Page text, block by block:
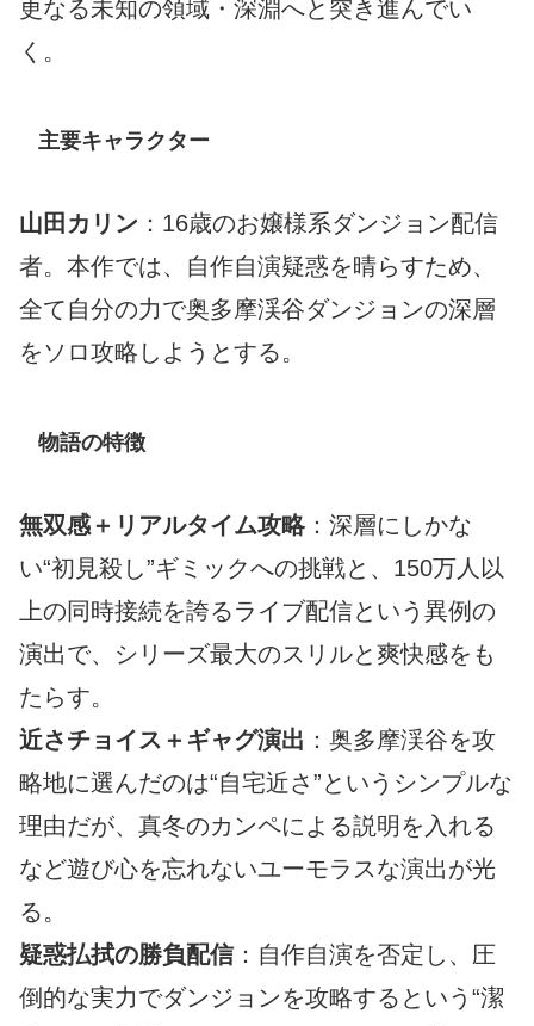
更なる未知の領域・深淵へと突き進んでい
く。
主要キャラクター
山田カリン ：16歳のお嬢様系ダンジョン配信
者。本作では、自作自演疑惑を晴らすため、
全て自分の力で奥多摩渓谷ダンジョンの深層
をソロ攻略しようとする。
物語の特徴
無双感＋リアルタイム攻略：深層にしかな
い“初見殺し”ギミックへの挑戦と、150万人以
上の同時接続を誇るライブ配信という異例の
演出で、シリーズ最大のスリルと爽快感をも
たらす。
近さチョイス＋ギャグ演出 ：奥多摩渓谷を攻
略地に選んだのは“自宅近さ”というシンプルな
理由だが、真冬のカンペによる説明を入れる
など遊び心を忘れないユーモラスな演出が光
る。
疑惑払拭の勝負配信：自作自演を否定し、圧
倒的な実力でダンジョンを攻略するという“潔